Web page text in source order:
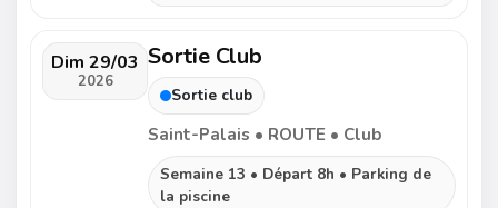
Dim 29/03
2026
Sortie Club
Sortie club
Saint-Palais • ROUTE • Club
Semaine 13 • Départ 8h • Parking de
la piscine